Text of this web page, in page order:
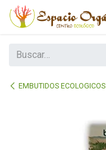
Ir al contenido
EMBUTIDOS ECOLOGICOS